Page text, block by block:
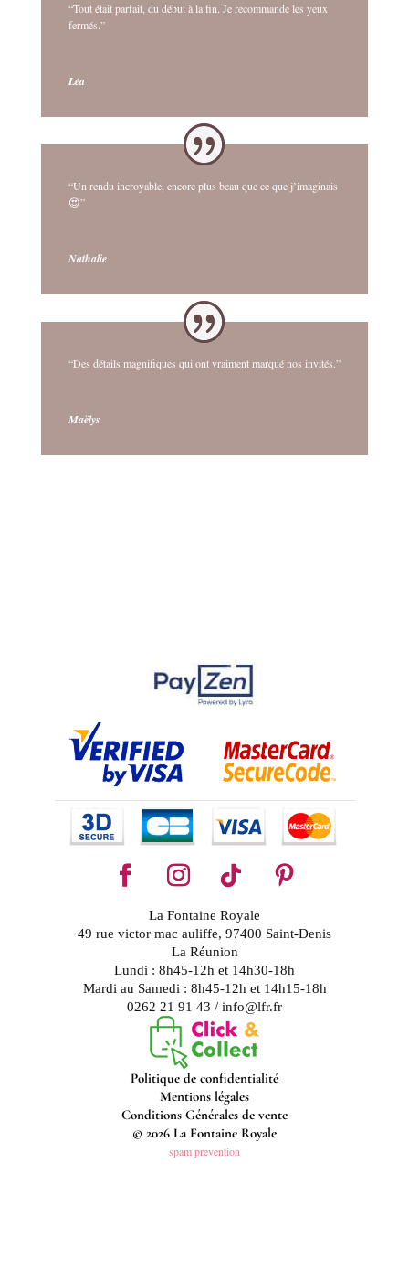
“Tout était parfait, du début à la fin. Je recommande les yeux
fermés.”
Léa
“Un rendu incroyable, encore plus beau que ce que j’imaginais
😍”
Nathalie
“Des détails magnifiques qui ont vraiment marqué nos invités.”
Maëlys
La Fontaine Royale
49 rue victor mac auliffe, 97400 Saint-Denis
La Réunion
Lundi : 8h45-12h et 14h30-18h
Mardi au Samedi : 8h45-12h et 14h15-18h
0262 21 91 43 / info@lfr.fr
Politique de confidentialité
Mentions légales
Conditions Générales de vente
© 2026 La Fontaine Royale
spam prevention